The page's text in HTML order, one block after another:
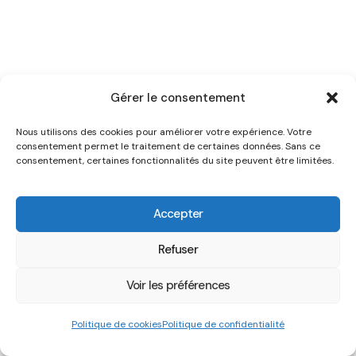
Gérer le consentement
Nous utilisons des cookies pour améliorer votre expérience. Votre
consentement permet le traitement de certaines données. Sans ce
consentement, certaines fonctionnalités du site peuvent être limitées.
Accepter
Refuser
Voir les préférences
Politique de cookiesPolitique de confidentialité